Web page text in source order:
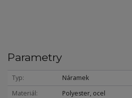
Parametry
Typ
Náramek
Materiál
Polyester, ocel